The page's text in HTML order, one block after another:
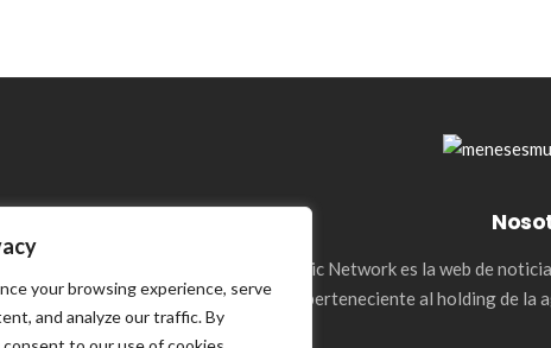
your browsing experience, serve
and analyze our traffic. By
Meneses Music Network es la web de
internacionales, perteneciente al holding de la